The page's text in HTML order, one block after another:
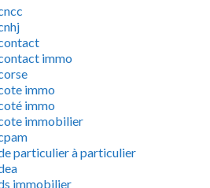
immo
immo
immo
immobilier
particulier à particulier
immobilier